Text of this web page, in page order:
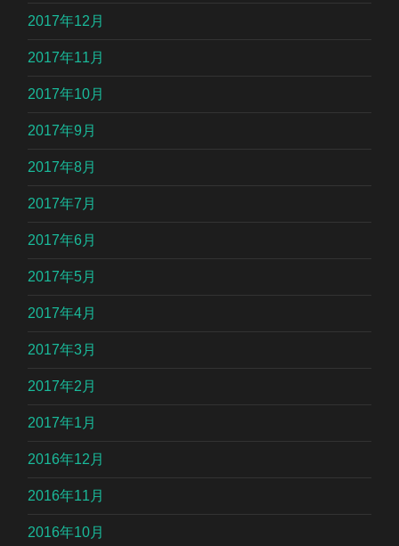
2017年12月
2017年11月
2017年10月
2017年9月
2017年8月
2017年7月
2017年6月
2017年5月
2017年4月
2017年3月
2017年2月
2017年1月
2016年12月
2016年11月
2016年10月